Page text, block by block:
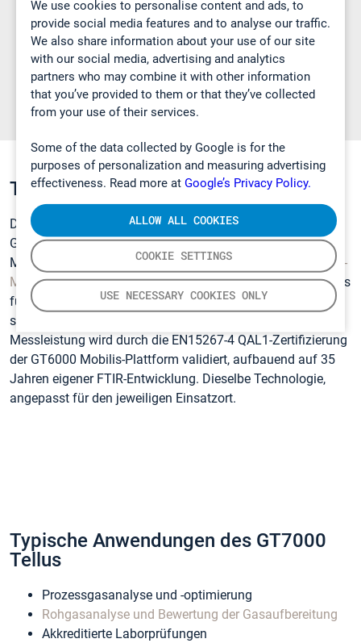
We use cookies to personalise content and ads, to
provide social media features and to analyse our traffic.
We also share information about your use of our site
with our social media, advertising and analytics
partners who may combine it with other information
that you’ve provided to them or that they’ve collected
from your use of their services.
Some of the data collected by Google is for the
purposes of personalization and measuring advertising
effectiveness. Read more at Google’s Privacy Policy.
COOKIE SETTINGS
USE NECESSARY COOKIES ONLY
ALLOW ALL COOKIES
Gaskomponenten: über die Calcmet-Software
hinzufügbar oder anpassbar
Teil der Gasmet FTIR-Produktfamilie
Der GT7000 Tellus setzt die Produktfamilie der nächsten
Generation fort, die durch GT5000 Terra und GT6000
Mobilis definiert wurde — alle basieren auf demselben
FTIR-
Messprinzip. Terra ist für Feldmessungen ausgelegt, Mobilis
für portable Abgasmessungskampagnen und Tellus für die
stationäre,
Messleistung wird durch die EN15267-4 QAL1-Zertifizierung
der GT6000 Mobilis-Plattform validiert, aufbauend auf 35
Jahren eigener FTIR-Entwicklung. Dieselbe Technologie,
angepasst für den jeweiligen Einsatzort.
Typische Anwendungen des GT7000
Tellus
Prozessgasanalyse und -optimierung
Rohgasanalyse und Bewertung der Gasaufbereitung
Akkreditierte Laborprüfungen